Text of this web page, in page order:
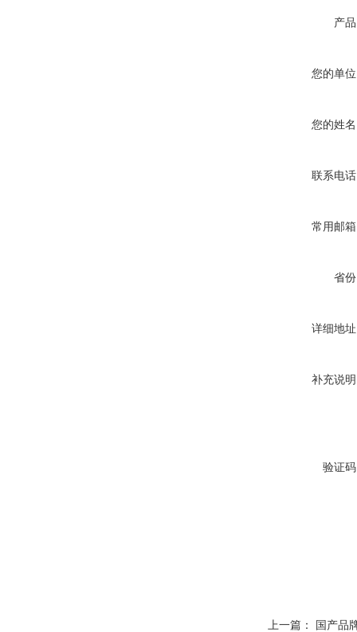
产
您的单
您的姓
联系电
常用邮
省
详细地
补充说
验证
上一篇：
国产品